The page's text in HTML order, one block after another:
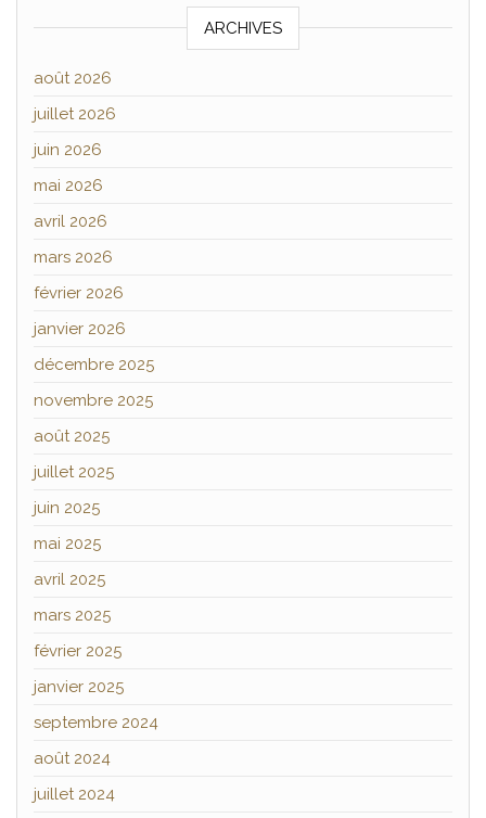
ARCHIVES
août 2026
juillet 2026
juin 2026
mai 2026
avril 2026
mars 2026
février 2026
janvier 2026
décembre 2025
novembre 2025
août 2025
juillet 2025
juin 2025
mai 2025
avril 2025
mars 2025
février 2025
janvier 2025
septembre 2024
août 2024
juillet 2024